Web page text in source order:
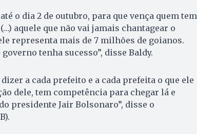
o dia 2 de outubro, para que vença quem tem
aquele que não vai jamais chantagear o
representa mais de 7 milhões de goianos.
tenha sucesso”, disse Baldy.
a cada prefeito e a cada prefeita o que ele
dele, tem competência para chegar lá e
presidente Jair Bolsonaro”, disse o